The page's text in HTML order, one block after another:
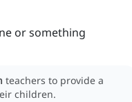
or something
teachers to provide a
children.